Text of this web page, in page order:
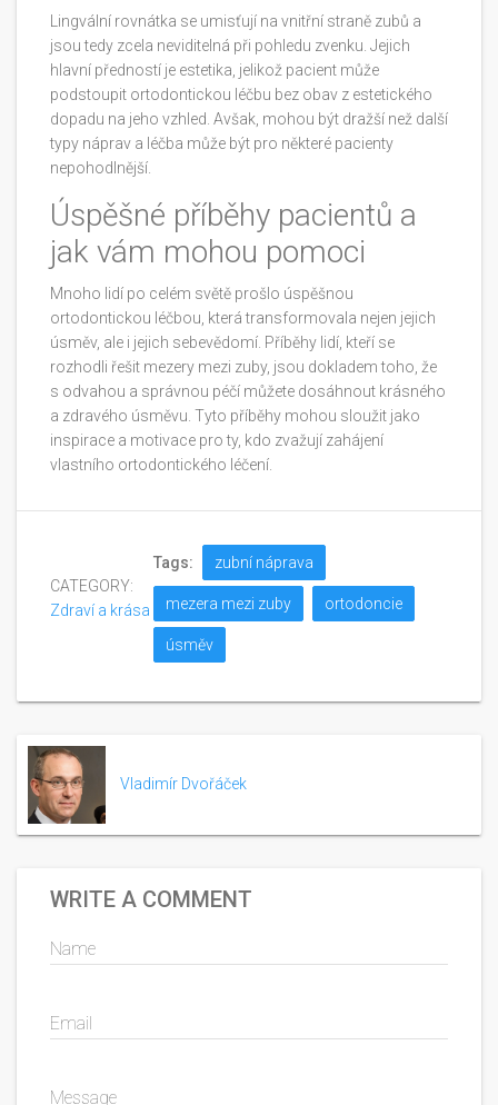
Lingvální rovnátka se umisťují na vnitřní straně zubů a
jsou tedy zcela neviditelná při pohledu zvenku. Jejich
hlavní předností je estetika, jelikož pacient může
podstoupit ortodontickou léčbu bez obav z estetického
dopadu na jeho vzhled. Avšak, mohou být dražší než další
typy náprav a léčba může být pro některé pacienty
nepohodlnější.
Úspěšné příběhy pacientů a
jak vám mohou pomoci
Mnoho lidí po celém světě prošlo úspěšnou
ortodontickou léčbou, která transformovala nejen jejich
úsměv, ale i jejich sebevědomí. Příběhy lidí, kteří se
rozhodli řešit mezery mezi zuby, jsou dokladem toho, že
s odvahou a správnou péčí můžete dosáhnout krásného
a zdravého úsměvu. Tyto příběhy mohou sloužit jako
inspirace a motivace pro ty, kdo zvažují zahájení
vlastního ortodontického léčení.
CATEGORY:
Zdraví a krása
Tags: zubní náprava
mezera mezi zuby ortodoncie
úsměv
Vladimír Dvořáček
WRITE A COMMENT
Name
Email
Message